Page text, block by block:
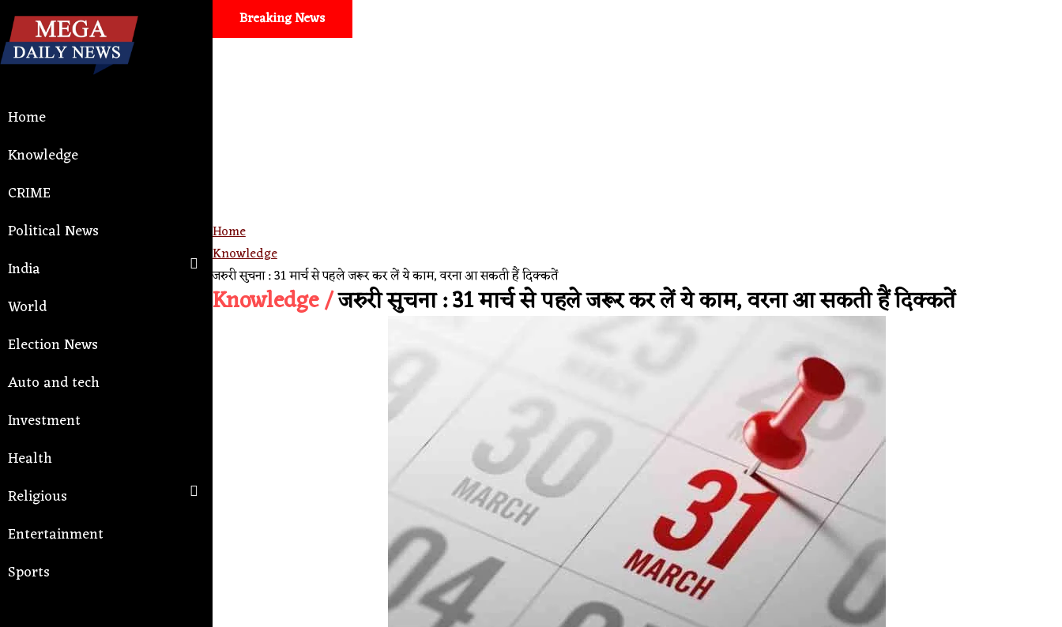
Home
Knowledge
CRIME
Political News
India
World
Election News
Auto and tech
Investment
Health
Religious
Entertainment
Sports
Breaking News
Home
Knowledge
जरुरी सुचना : 31 मार्च से पहले जरूर कर लें ये काम, वरना आ सकती हैं दिक्कतें
Knowledge /जरुरी सुचना : 31 मार्च से पहले जरूर कर लें ये काम, वरना आ सकती हैं दिक्कतें